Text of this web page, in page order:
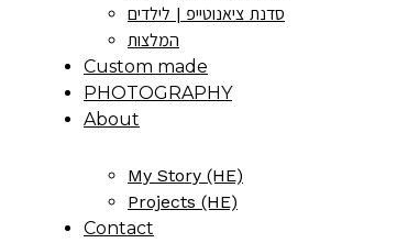
סדנת ציאנוטייפ | לילדים
המלצות
Custom made
PHOTOGRAPHY
About
My Story (HE)
Projects (HE)
Contact